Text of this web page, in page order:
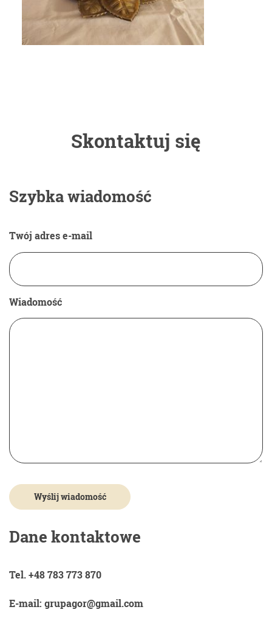
Skontaktuj się
Szybka wiadomość
Twój adres e-mail
Wiadomość
Dane kontaktowe
Tel. +48 783 773 870
E-mail: grupagor@gmail.com